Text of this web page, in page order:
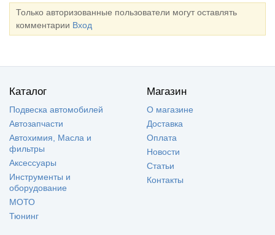
Только авторизованные пользователи могут оставлять
комментарии Вход
Каталог
Подвеска автомобилей
Автозапчасти
Автохимия, Масла и
фильтры
Аксессуары
Инструменты и
оборудование
МОТО
Тюнинг
Магазин
О магазине
Доставка
Оплата
Новости
Статьи
Контакты